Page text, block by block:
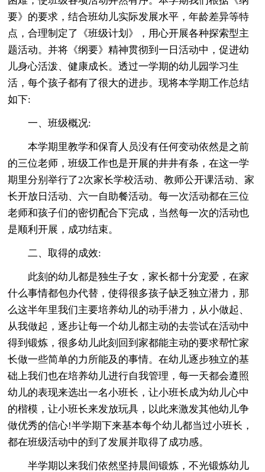
要》的要求，结合班幼儿实际发展水平，年龄差异等特
点，合理制定了《班级计划》，用心开展各种探索型主
题活动。并将《纲要》精神贯彻到一日活动中，促进幼
儿身心活泼、健康成长。透过一学期的幼儿园学习生
活，每个孩子都有了很大的进步。现将本学期工作总结
如下:
一、班级概况:
本学期里教学和保育人员没有任何变动依然是之前
的三位老师，班级工作也是开展的井井有条，在这一学
期里分别举行了2次家长学校活动、教师公开课活动、家
长开放日活动、六一自助餐活动。每一次活动都在三位
老师和孩子们的密切配合下完成，当然每一次的活动也
是顺利开展，成功结束。
二、取得的成效:
此刻的幼儿都是独生子女，家长都十分宠爱，在家
什么事情都包办代替，使得很多孩子缺乏独立潜力，那
么这半年里我们主要培养幼儿的动手潜力，从小做起、
从我做起，逐步让每一个幼儿都主动的去尝试在活动中
得到锻炼，很多幼儿此刻回到家都能主动的要求帮忙家
长做一些简单的力所能及的事情。在幼儿逐步独立的基
础上我们也在培养幼儿进行自我管理，每一天都会遵照
幼儿的表现来选出一名小班长，让小班长成为幼儿心中
的楷模，让小班长来发放玩具，以此来激发其他幼儿争
做优秀的信心!半学期下来基本每个幼儿都当过小班长，
都在班级活动中的到了发展并取得了成功感。
半学期以来我们依然坚持晨间锻炼，不光锻炼幼儿